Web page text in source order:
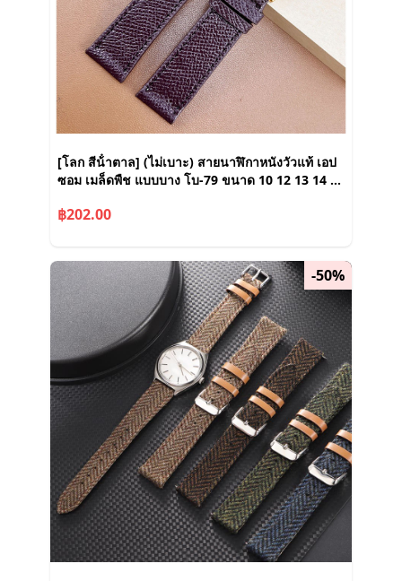
[โลก สีน้ําตาล] (ไม่เบาะ) สายนาฬิกาหนังวัวแท้ เอป
ซอม เมล็ดพืช แบบบาง โบ-79 ขนาด 10 12 13 14 15
฿202.00
-50%